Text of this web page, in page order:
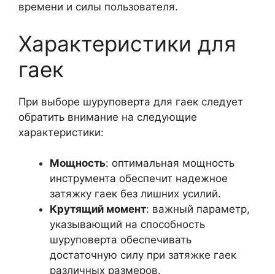
времени и силы пользователя.
Характеристики для
гаек
При выборе шуруповерта для гаек следует
обратить внимание на следующие
характеристики:
Мощность: оптимальная мощность
инструмента обеспечит надежное
затяжку гаек без лишних усилий.
Крутящий момент: важный параметр,
указывающий на способность
шуруповерта обеспечивать
достаточную силу при затяжке гаек
различных размеров.